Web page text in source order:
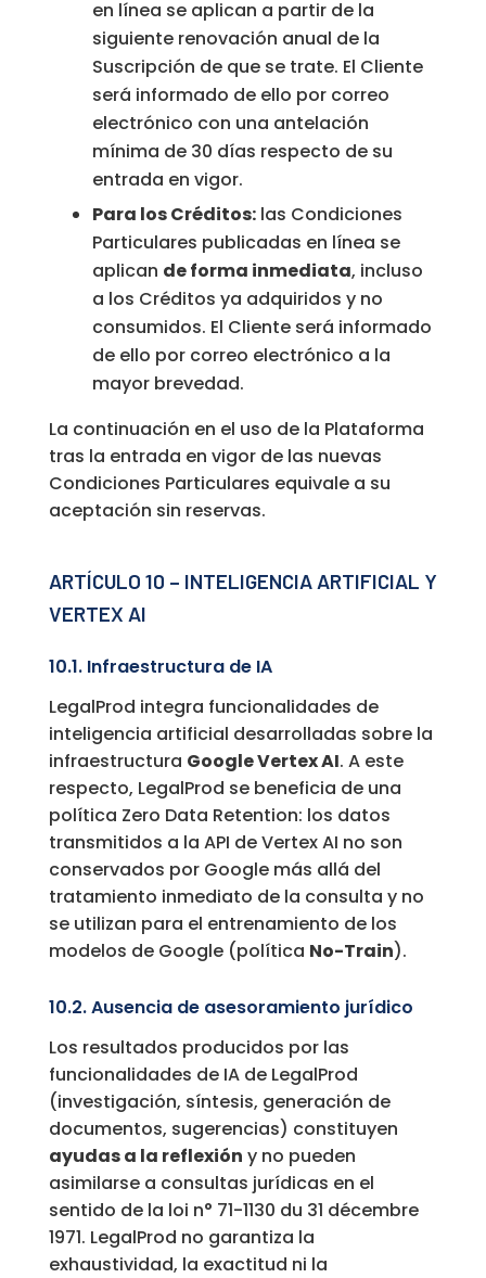
en línea se aplican a partir de la
siguiente renovación anual de la
Suscripción de que se trate. El Cliente
será informado de ello por correo
electrónico con una antelación
mínima de 30 días respecto de su
entrada en vigor.
Para los Créditos:las Condiciones
Particulares publicadas en línea se
aplican de forma inmediata, incluso
a los Créditos ya adquiridos y no
consumidos. El Cliente será informado
de ello por correo electrónico a la
mayor brevedad.
La continuación en el uso de la Plataforma
tras la entrada en vigor de las nuevas
Condiciones Particulares equivale a su
aceptación sin reservas.
ARTÍCULO 10 – INTELIGENCIA ARTIFICIAL Y
VERTEX AI
10.1. Infraestructura de IA
LegalProd integra funcionalidades de
inteligencia artificial desarrolladas sobre la
infraestructura Google Vertex AI. A este
respecto, LegalProd se beneficia de una
política Zero Data Retention: los datos
transmitidos a la API de Vertex AI no son
conservados por Google más allá del
tratamiento inmediato de la consulta y no
se utilizan para el entrenamiento de los
modelos de Google (política No-Train).
10.2. Ausencia de asesoramiento jurídico
Los resultados producidos por las
funcionalidades de IA de LegalProd
(investigación, síntesis, generación de
documentos, sugerencias) constituyen
ayudas a la reflexión y no pueden
asimilarse a consultas jurídicas en el
sentido de la loi n° 71-1130 du 31 décembre
1971. LegalProd no garantiza la
exhaustividad, la exactitud ni la